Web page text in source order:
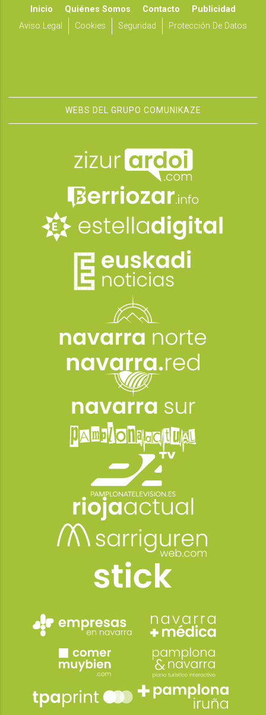
Inicio Quiénes Somos Contacto
Publicidad
Aviso Legal
Cookies Seguridad Protección De Datos
WEBS DEL GRUPO COMUNIKAZE